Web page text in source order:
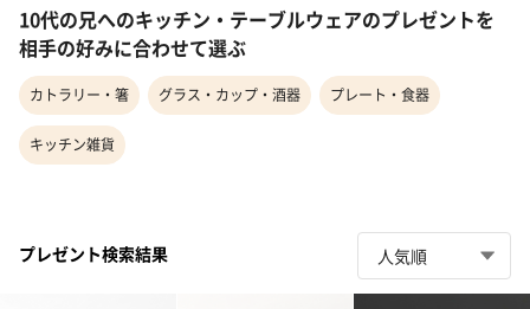
10代の兄へのキッチン・テーブルウェアのプレゼントを
相手の好みに合わせて選ぶ
カトラリー・箸 グラス・カップ・酒器 プレート・食器
キッチン雑貨
プレゼント検索結果